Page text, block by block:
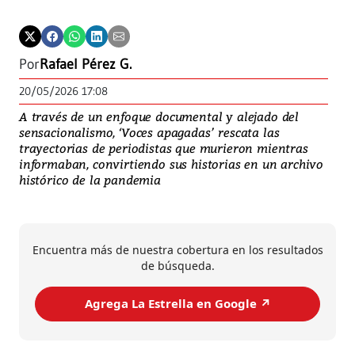
PorRafael Pérez G.
20/05/2026 17:08
A través de un enfoque documental y alejado del
sensacionalismo, ‘Voces apagadas’ rescata las
trayectorias de periodistas que murieron mientras
informaban, convirtiendo sus historias en un archivo
histórico de la pandemia
Encuentra más de nuestra cobertura en los resultados
de búsqueda.
Agrega La Estrella en Google ↗️